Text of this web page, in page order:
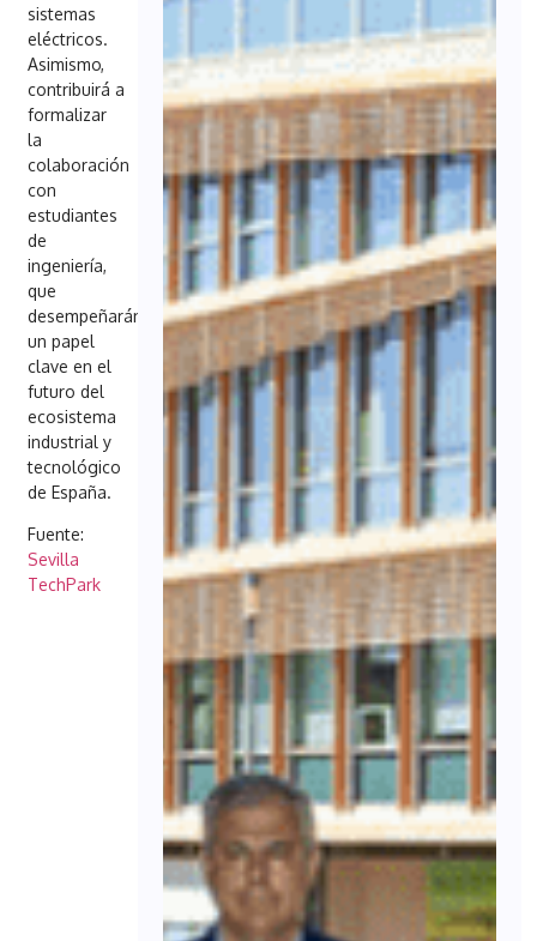
sistemas
eléctricos.
Asimismo,
contribuirá a
formalizar
la
colaboración
con
estudiantes
de
ingeniería,
que
desempeñarán
un papel
clave en el
futuro del
ecosistema
industrial y
tecnológico
de España.
Fuente:
Sevilla
TechPark